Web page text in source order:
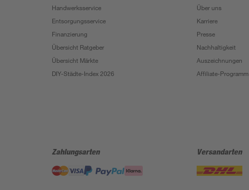
Handwerksservice
Entsorgungsservice
Finanzierung
Übersicht Ratgeber
Übersicht Märkte
DIY-Städte-Index 2026
Über uns
Karriere
Presse
Nachhaltigkeit
Auszeichnungen
Affiliate-Programm
Zahlungsarten Versandarten